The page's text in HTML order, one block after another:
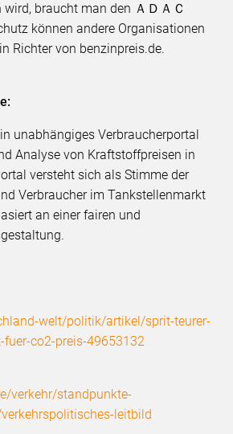
braucht man den ＡＤＡＣ
können andere Organisationen
Richter von benzinpreis.de.
unabhängiges Verbraucherportal
Analyse von Kraftstoffpreisen in
versteht sich als Stimme der
Verbraucher im Tankstellenmarkt
an einer fairen und
welt/politik/artikel/sprit-teurer-
co2-preis-49653132
verkehr/standpunkte-
leitbild